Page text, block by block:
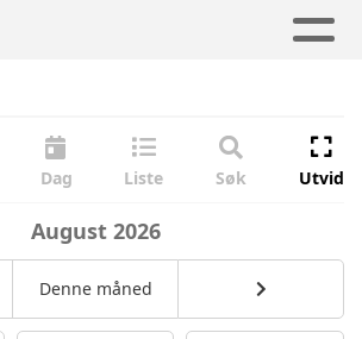
Dag Liste Søk Utvid
Denne måned
August 2026